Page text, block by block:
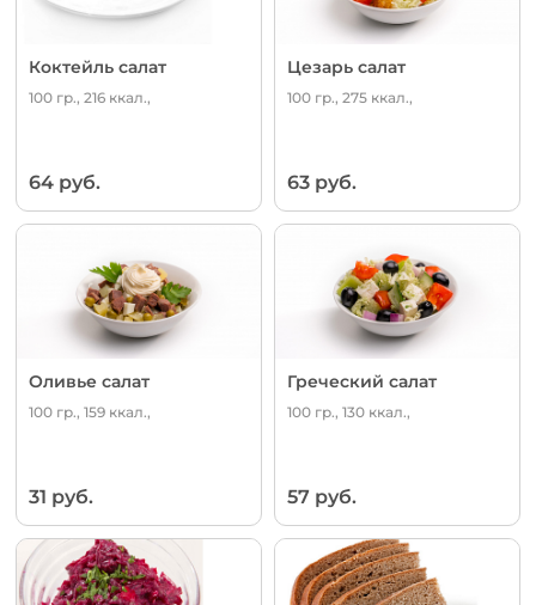
Коктейль салат
100 гр., 216 ккал.,
64 руб.
Цезарь салат
100 гр., 275 ккал.,
63 руб.
Оливье салат
100 гр., 159 ккал.,
31 руб.
Греческий салат
100 гр., 130 ккал.,
57 руб.